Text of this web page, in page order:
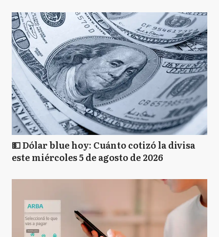
💵 Dólar blue hoy: Cuánto cotizó la divisa
este miércoles 5 de agosto de 2026